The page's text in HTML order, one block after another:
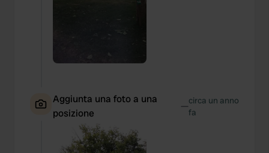
Aggiunta una foto a una
posizione
—circa un anno
fa